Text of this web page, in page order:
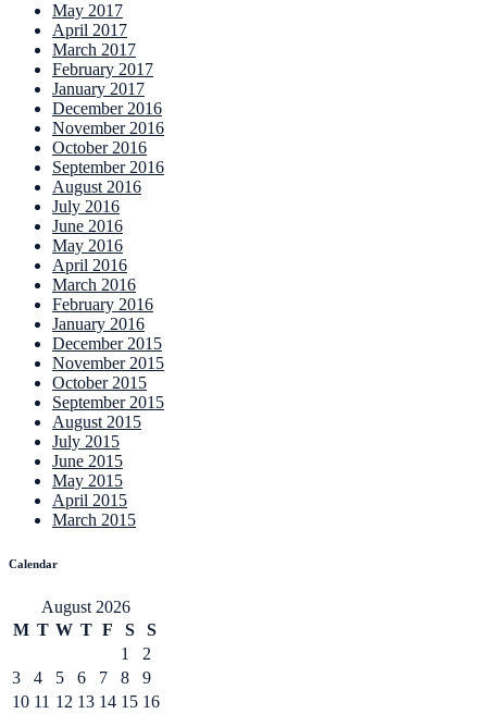
May 2017
April 2017
March 2017
February 2017
January 2017
December 2016
November 2016
October 2016
September 2016
August 2016
July 2016
June 2016
May 2016
April 2016
March 2016
February 2016
January 2016
December 2015
November 2015
October 2015
September 2015
August 2015
July 2015
June 2015
May 2015
April 2015
March 2015
Calendar
August 2026
M T W T F S
S
1
2
3
4 5 6 7 8
9
10 11 12 13 14 15 16